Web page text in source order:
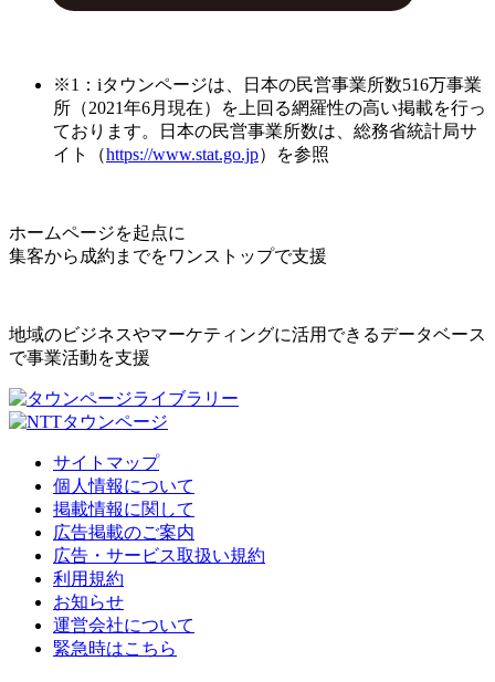
※1：iタウンページは、日本の民営事業所数516万事業
所（2021年6月現在）を上回る網羅性の高い掲載を行っ
ております。日本の民営事業所数は、総務省統計局サ
イト（https://www.stat.go.jp）を参照
ホームページを起点に
集客から成約までをワンストップで支援
地域のビジネスやマーケティングに活用できるデータベース
で事業活動を支援
サイトマップ
個人情報について
掲載情報に関して
広告掲載のご案内
広告・サービス取扱い規約
利用規約
お知らせ
運営会社について
緊急時はこちら